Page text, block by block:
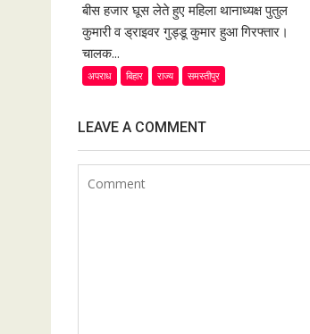
बीस हजार घूस लेते हुए महिला थानाध्यक्ष पुतुल
कुमारी व ड्राइवर गुड्डू कुमार हुआ गिरफ्तार।
चालक...
अपराध बिहार राज्य समस्तीपुर
LEAVE A COMMENT